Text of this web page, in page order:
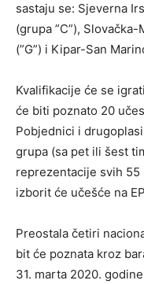
sastaju se: Sjeverna
(grupa ”C”),
(”G”) i Kipar-San
Kvalifikacije će se
će biti poznato 20
Pobjednici i
grupa (sa pet ili šest
reprezentacije svih 55
izborit će učešće na
Preostala četiri
bit će poznata kroz
31. marta 2020.